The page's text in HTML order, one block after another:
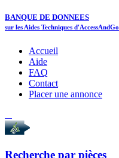
BANQUE DE DONNEES
sur les Aides Techniques d'AccessAndGo
Accueil
Aide
FAQ
Contact
Placer une annonce
Recherche par pièces